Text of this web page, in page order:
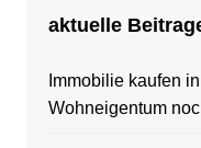
aktuelle
Immobilie kaufen
Wohneigentum